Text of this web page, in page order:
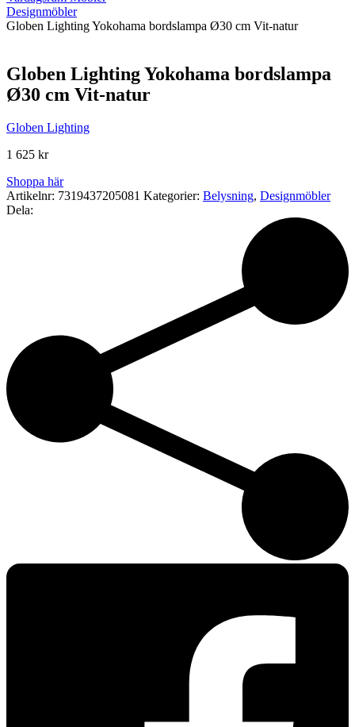
Designmöbler
Globen Lighting Yokohama bordslampa Ø30 cm Vit-natur
Globen Lighting Yokohama bordslampa
Ø30 cm Vit-natur
Globen Lighting
1 625 kr
Shoppa här
Artikelnr: 7319437205081 Kategorier: Belysning, Designmöbler
Dela: